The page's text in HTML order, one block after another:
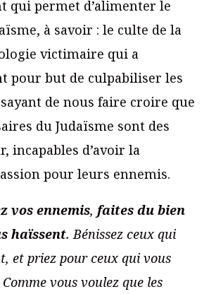
qui permet d’alimenter le
à savoir : le culte de la
victimaire qui a
pour but de culpabiliser les
de nous faire croire que
du Judaïsme sont des
incapables d’avoir la
pour leurs ennemis.
vos ennemis, faites du bien
haïssent. Bénissez ceux qui
et priez pour ceux qui vous
vous voulez que les